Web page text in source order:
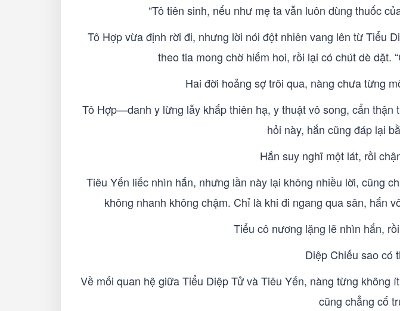
“Tô tiên sinh, nếu như mẹ ta vẫn luôn dùng thuốc
Tô Hợp vừa định rời đi, nhưng lời nói đột nhiên vang lên từ Tiểu
theo tia mong chờ hiếm hoi, rồi lại có chút dè
Hai đời hoảng sợ trôi qua, nàng chưa từng
Tô Hợp—danh y lừng lẫy khắp thiên hạ, y thuật vô song, cẩn
hỏi này, hắn cũng đáp lại
Hắn suy nghĩ một lát, rồi
Tiêu Yến liếc nhìn hắn, nhưng lần này lại không nhiều lời, cũng
không nhanh không chậm. Chỉ là khi đi ngang qua sân, hắn
Tiểu cô nương lặng lẽ nhìn hắn,
Diệp Chiếu sao có
Về mối quan hệ giữa Tiểu Diệp Tử và Tiêu Yến, nàng từng
cũng chẳng cố